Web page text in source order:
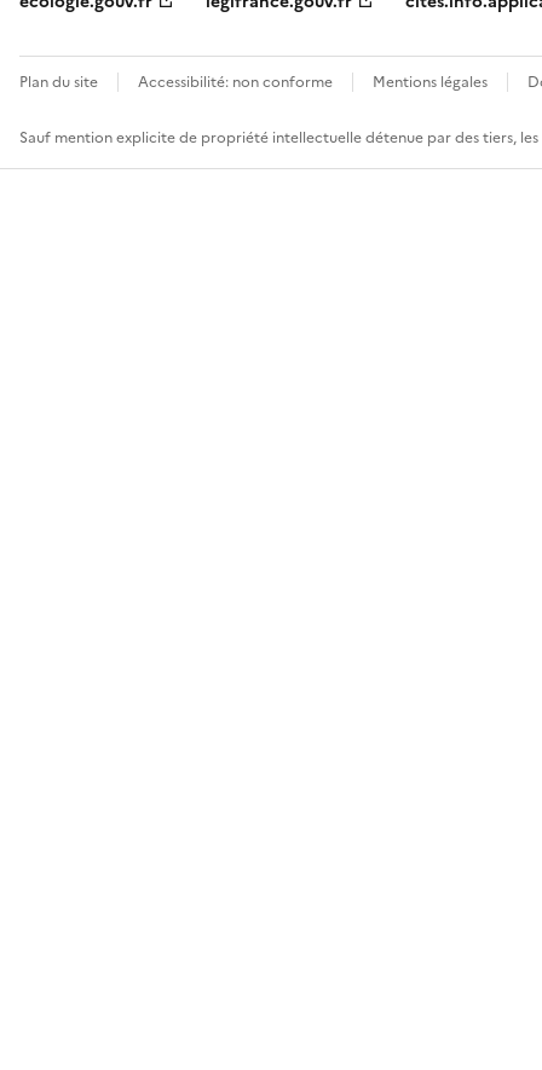
Plan du site Accessibilité: non conforme Mentions légales
Sauf mention explicite de propriété intellectuelle détenue par des tiers,